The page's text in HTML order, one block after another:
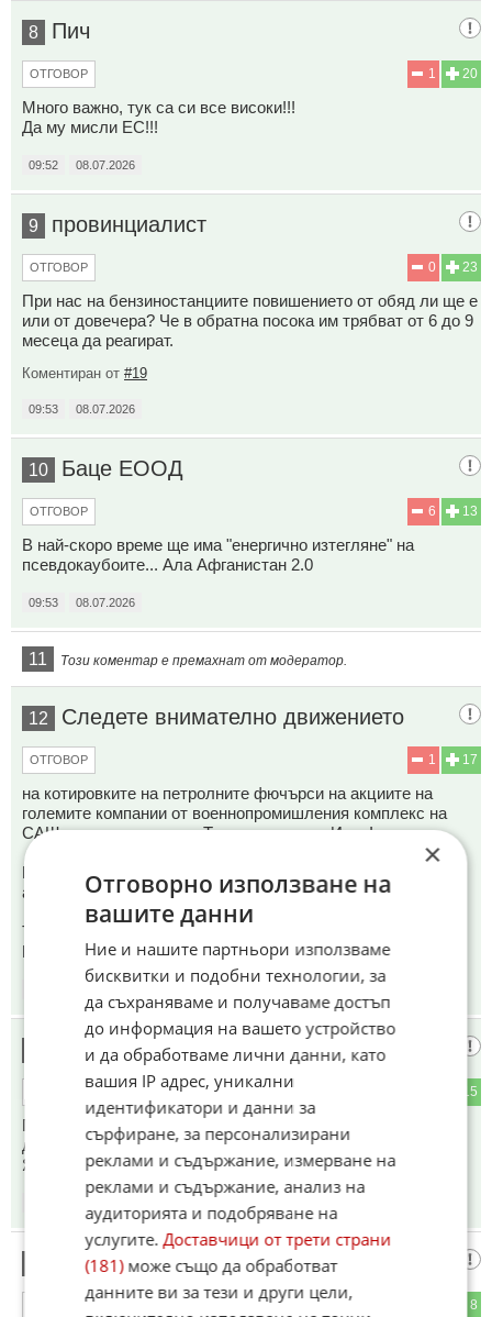
8 Пич
20
1
ОТГОВОР
Много важно, тук са си все високи!!!
Да му мисли ЕС!!!
09:52 08.07.2026
9 провинциалист
23
0
ОТГОВОР
При нас на бензиностанциите повишението от обяд ли ще е
или от довечера? Че в обратна посока им трябват от 6 до 9
месеца да реагират.
Коментиран от #19
09:53 08.07.2026
10 Баце ЕООД
13
6
ОТГОВОР
В най-скоро време ще има "енергично изтегляне" на
псевдокаубоите... Ала Афганистан 2.0
09:53 08.07.2026
11 Този коментар е премахнат от модератор.
12 Следете внимателно движението
17
1
ОТГОВОР
на котировките на петролните фючърси на акциите на
големите компании от военнопромишления комплекс на
САЩ, за да знаете кога Тръмп ще удари Иран!
Половин час преди удара има масиранаа разпродажба на
акции и фючърсите падат.
Тръмп работи за третия си милиард.
Под носа на Комисията по ценните книжа на САЩ!
Директора👨‍✈️
15
ОТГОВОР
Паднаха за 10 дни, но при нас йок. Сега се вдигнаха за 1
ден - очакваме промяна на колонката още днес или утре.
Ясно е!
К.О.Т.а.р.А.К 🐱
8
ОТГОВОР
×
Отговорно използване на
вашите данни
Ние и нашите партньори използваме
бисквитки и подобни технологии, за
да съхраняваме и получаваме достъп
до информация на вашето устройство
и да обработваме лични данни, като
вашия IP адрес, уникални
идентификатори и данни за
сърфиране, за персонализирани
реклами и съдържание, измерване на
реклами и съдържание, анализ на
аудиторията и подобряване на
услугите.Доставчици от трети страни
(181)може също да обработват
данните ви за тези и други цели,